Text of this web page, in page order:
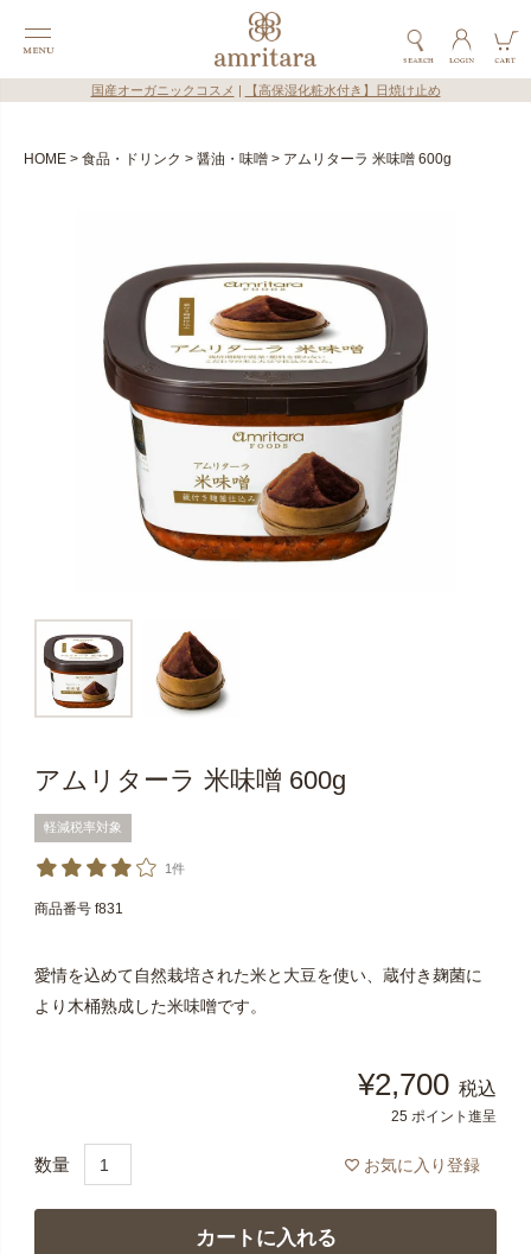
国産オーガニックコスメ 【高保湿化粧水付き】日焼け止め
HOME 食品・ドリンク 醤油・味噌 アムリターラ 米味噌 600g
アムリターラ 米味噌 600g
軽減税率対象
1件
商品番号 f831
愛情を込めて自然栽培された米と大豆を使い、蔵付き麹菌に
より木桶熟成した米味噌です。
¥2,700 税込
25 ポイント進呈
お気に入り登録
カートに入れる